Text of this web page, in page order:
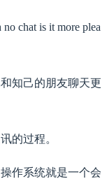
chat is it more plea
知己的朋友聊天更
的过程。
作系统就是一个会